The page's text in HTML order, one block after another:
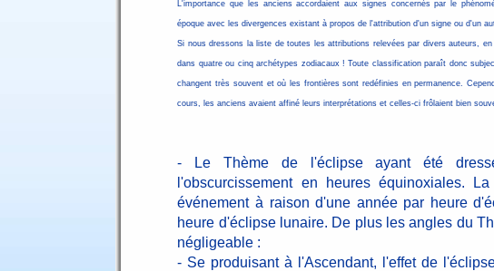
L'importance que les anciens accordaient aux signes concernés par le
époque avec les divergences existant à propos de l'attribution d'un signe ou d'un
Si nous dressons la liste de toutes les attributions relevées par divers auteurs,
dans quatre ou cinq archétypes zodiacaux ! Toute classification paraît donc
changent très souvent et où les frontières sont redéfinies en permanence.
cours, les anciens avaient affiné leurs interprétations et celles-ci frôlaient bien
- Le Thème de l'éclipse ayant été
l'obscurcissement en heures équinoxiales.
événement à raison d'une année par heure
heure d'éclipse lunaire. De plus les angles du
négligeable :
- Se produisant à l'Ascendant, l'effet de